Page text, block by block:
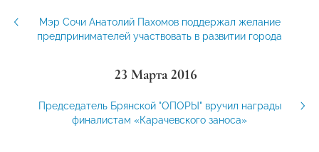
Мэр Сочи Анатолий Пахомов поддержал желание
предпринимателей участвовать в развитии города
23 Марта 2016
Председатель Брянской "ОПОРЫ" вручил награды
финалистам «Карачевского заноса»